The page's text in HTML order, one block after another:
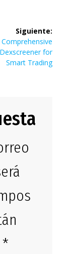
Siguiente:
for
Smart Trading
*